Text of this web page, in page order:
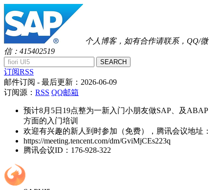
个人博客，如有合作请联系，QQ/微
信：415402519
SEARCH
订阅RSS
邮件订阅 - 最后更新： 2026-06-09
订阅源： RSS QQ邮箱
预计8月5日19点整为一新入门小朋友做SAP、及ABAP
方面的入门培训
欢迎有兴趣的新人到时参加（免费），腾讯会议地址：
https://meeting.tencent.com/dm/GviMjCEs223q
腾讯会议ID：176-928-322